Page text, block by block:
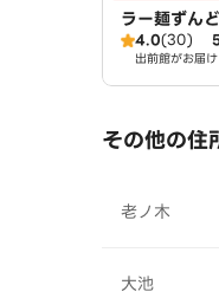
ラー麺ずん
4.0(30)
出前館がお届け
その他の住
老ノ木
大池